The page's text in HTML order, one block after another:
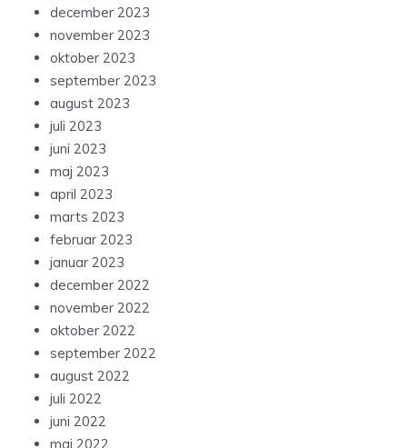
december 2023
november 2023
oktober 2023
september 2023
august 2023
juli 2023
juni 2023
maj 2023
april 2023
marts 2023
februar 2023
januar 2023
december 2022
november 2022
oktober 2022
september 2022
august 2022
juli 2022
juni 2022
maj 2022